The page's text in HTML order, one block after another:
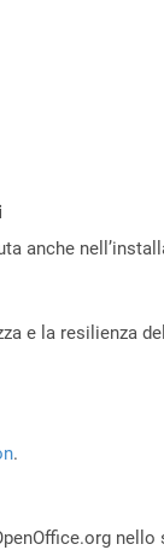
anche
e la resilienza
.